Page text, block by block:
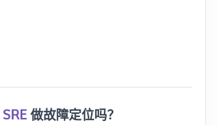
SRE做故障定位吗？